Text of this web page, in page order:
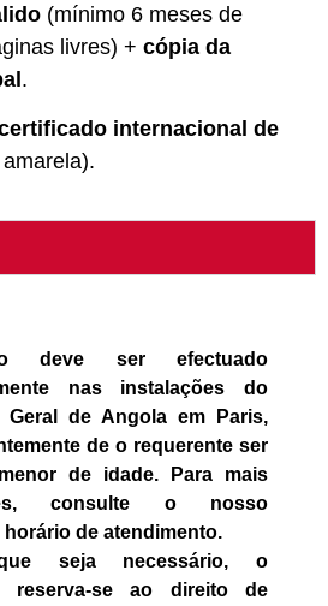
(mínimo 6 meses de
livres) + cópia da
.
internacional de
deve ser efectuado
nas instalações do
Geral de Angola em Paris,
de o requerente ser
de idade. Para mais
consulte o nosso
horário de atendimento.
seja necessário, o
reserva-se ao direito de